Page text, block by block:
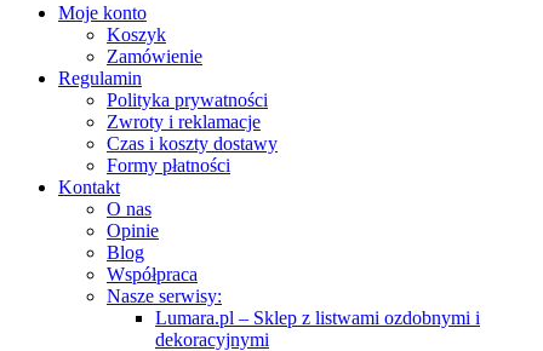
Moje konto
Koszyk
Zamówienie
Regulamin
Polityka prywatności
Zwroty i reklamacje
Czas i koszty dostawy
Formy płatności
Kontakt
O nas
Opinie
Blog
Współpraca
Nasze serwisy:
Lumara.pl – Sklep z listwami ozdobnymi i
dekoracyjnymi